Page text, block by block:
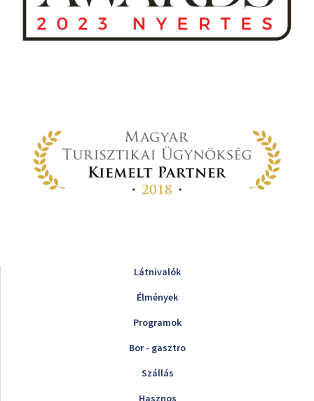
Látnivalók
Élmények
Programok
Bor - gasztro
Szállás
Hasznos